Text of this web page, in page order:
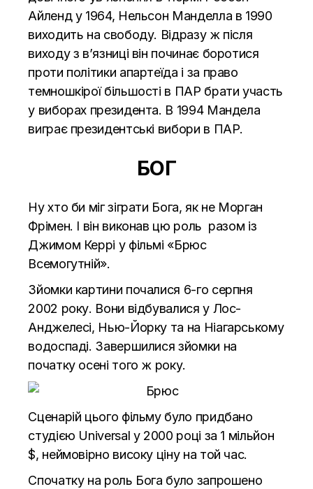
Айленд у 1964, Нельсон Манделла в 1990
виходить на свободу. Відразу ж після
виходу з в’язниці він починає боротися
проти політики апартеїда і за право
темношкірої більшості в ПАР брати участь
у виборах президента. В 1994 Мандела
виграє президентські вибори в ПАР.
БОГ
Ну хто би міг зіграти Бога, як не Морган
Фрімен. І він виконав цю роль разом із
Джимом Керрі у фільмі «Брюс
Всемогутній».
Зйомки картини почалися 6-го серпня
2002 року. Вони відбувалися у Лос-
Анджелесі, Нью-Йорку та на Ніагарському
водоспаді. Завершилися зйомки на
початку осені того ж року.
Сценарій цього фільму було придбано
студією Universal у 2000 році за 1 мільйон
$, неймовірно високу ціну на той час.
Спочатку на роль Бога було запрошено